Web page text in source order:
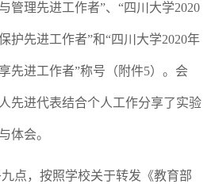
管理先进工作者”、“四川大学2020
护先进工作者”和“四川大学2020年
先进工作者”称号（附件5）。会
先进代表结合个人工作分享了实验
体会。
九点，按照学校关于转发《教育部